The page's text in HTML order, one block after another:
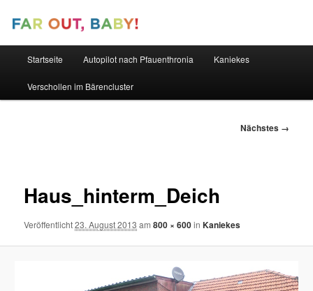
Zum
primären
Zum
sekundären
Startseite Autopilot nach Pfauenthronia Kaniekes
Verschollen im Bärencluster
Nächstes →
Haus_hinterm_Deich
Veröffentlicht23. August 2013 am800 × 600inKaniekes